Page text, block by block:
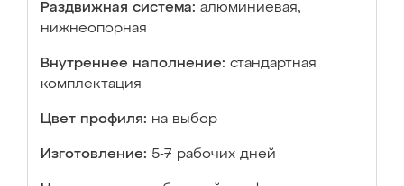
Раздвижная система: алюминиевая,
нижнеопорная
Внутреннее наполнение: стандартная
комплектация
Цвет профиля: на выбор
Изготовление: 5-7 рабочих дней